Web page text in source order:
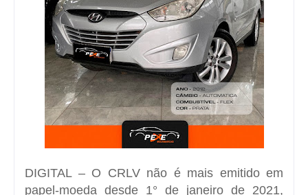
DIGITAL – O CRLV não é mais emitido em
papel-moeda desde 1° de janeiro de 2021,